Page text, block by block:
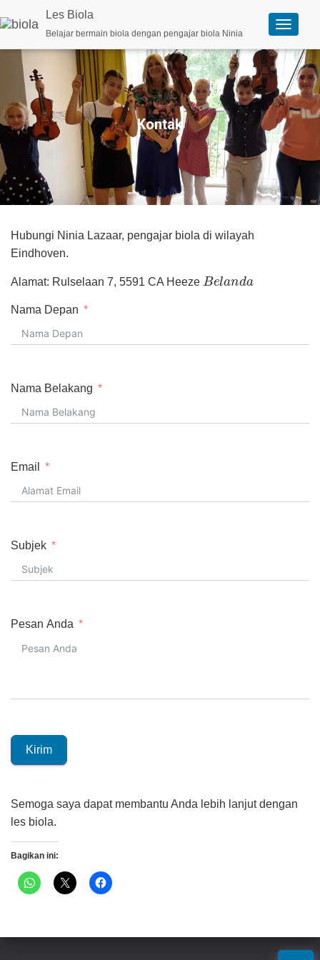
Les Biola
Belajar bermain biola dengan pengajar biola Ninia
A
a
n
n
a
v
i
i
Kontak
Hubungi Ninia Lazaar, pengajar biola di wilayah
Eindhoven.
Alamat: Rulselaan 7, 5591 CA Heeze
Be l d
Nama Depan
Nama Belakang
Email
Subjek
Pesan Anda
Kirim
Semoga saya dapat membantu Anda lebih lanjut dengan
les biola.
Bagikan ini: